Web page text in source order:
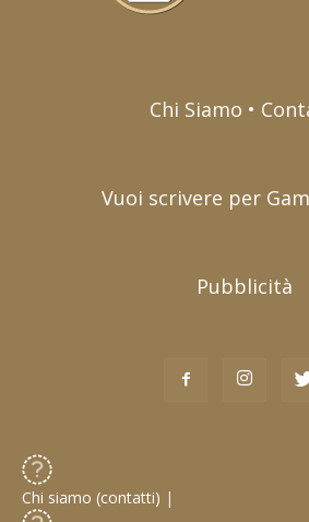
Chi Siamo •
Vuoi scrivere per
Pubblicità
Chi siamo (contatti) |